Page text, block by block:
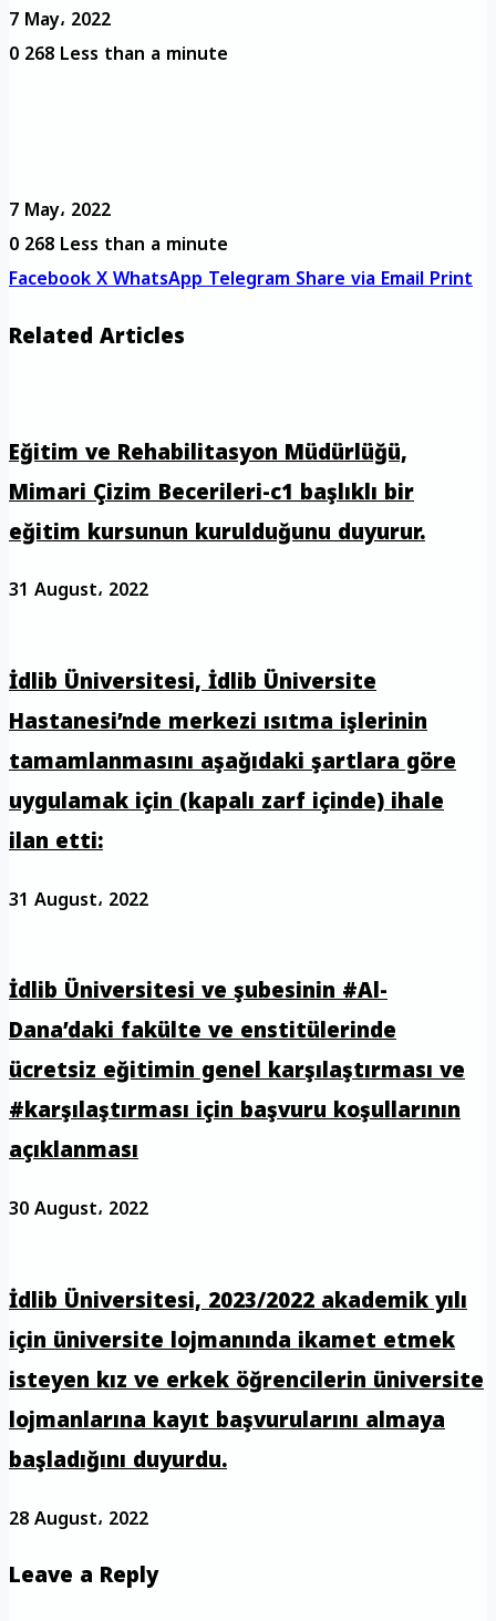
7 May، 2022
0268Less than a minute
7 May، 2022
0268Less than a minute
FacebookXWhatsAppTelegramShare via EmailPrint
Related Articles
Eğitim ve Rehabilitasyon Müdürlüğü,
Mimari Çizim Becerileri-c1 başlıklı bir
eğitim kursunun kurulduğunu duyurur.
31 August، 2022
İdlib Üniversitesi, İdlib Üniversite
Hastanesi’nde merkezi ısıtma işlerinin
tamamlanmasını aşağıdaki şartlara göre
uygulamak için (kapalı zarf içinde) ihale
ilan etti:
31 August، 2022
İdlib Üniversitesi ve şubesinin #Al-
Dana’daki fakülte ve enstitülerinde
ücretsiz eğitimin genel karşılaştırması ve
#karşılaştırması için başvuru koşullarının
açıklanması
30 August، 2022
İdlib Üniversitesi, 2023/2022 akademik yılı
için üniversite lojmanında ikamet etmek
isteyen kız ve erkek öğrencilerin üniversite
lojmanlarına kayıt başvurularını almaya
başladığını duyurdu.
28 August، 2022
Leave a Reply